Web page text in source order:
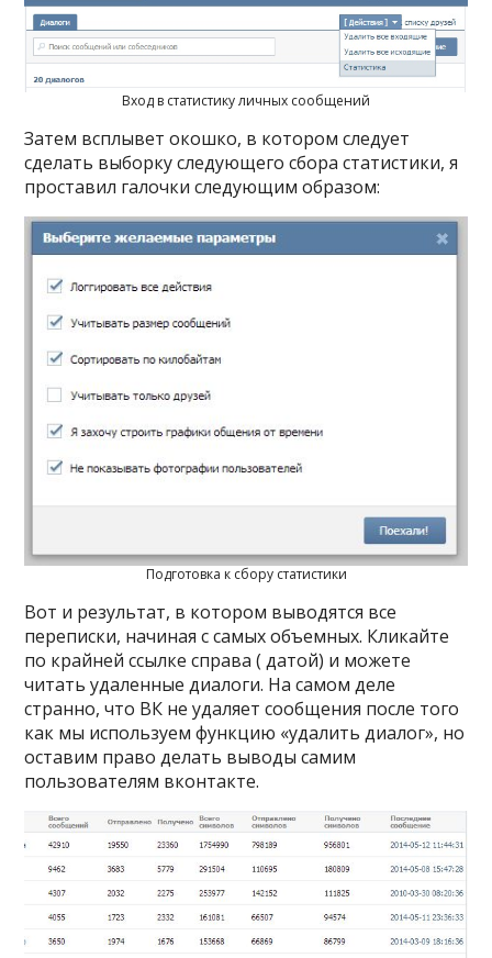
Вход в статистику личных сообщений
Затем всплывет окошко, в котором следует
сделать выборку следующего сбора статистики, я
проставил галочки следующим образом:
Подготовка к сбору статистики
Вот и результат, в котором выводятся все
переписки, начиная с самых объемных. Кликайте
по крайней ссылке справа ( датой) и можете
читать удаленные диалоги. На самом деле
странно, что ВК не удаляет сообщения после того
как мы используем функцию «удалить диалог», но
оставим право делать выводы самим
пользователям вконтакте.